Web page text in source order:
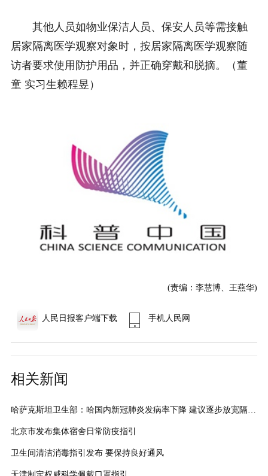
其他人员如物业保洁人员、保安人员等需接触
居家隔离医学观察对象时，按居家隔离医学观察随
访者要求使用防护用品，并正确穿戴和脱摘。（董
童 实习生赖程昱）
(责编：李慧博、王燕华)
人民日报客户端下载 手机人民网
相关新闻
哈萨克斯坦卫生部：哈国内新冠肺炎发病率下降 建议逐步放宽隔离措施
北京市发布集体宿舍日常防疫指引
卫生间清洁消毒指引发布 要保持良好通风